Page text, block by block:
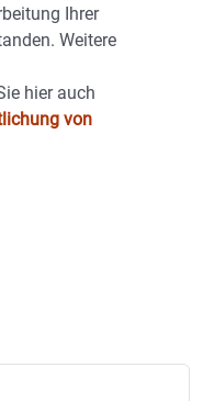
Ihrer
Weitere
hier auch
von